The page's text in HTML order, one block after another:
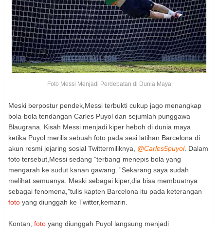
Foto Messi Menjadi Perdebatan di Dunia Maya
Meski berpostur pendek,Messi terbukti cukup jago menangkap
bola-bola tendangan Carles Puyol dan sejumlah punggawa
Blaugrana. Kisah Messi menjadi kiper heboh di dunia maya
ketika Puyol merilis sebuah foto pada sesi latihan Barcelona di
akun resmi jejaring sosial Twittermiliknya, @Carles5puyol. Dalam
foto tersebut,Messi sedang ”terbang”menepis bola yang
mengarah ke sudut kanan gawang. ”Sekarang saya sudah
melihat semuanya. Meski sebagai kiper,dia bisa membuatnya
sebagai fenomena,”tulis kapten Barcelona itu pada keterangan
foto yang diunggah ke Twitter,kemarin.
Kontan, foto yang diunggah Puyol langsung menjadi